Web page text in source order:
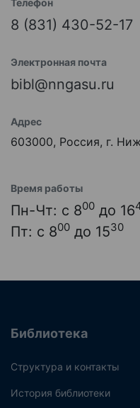
Телефон
8 (831) 430-52-17
Электронная почта
bibl@nngasu.ru
Адрес
603000, Россия, г.
Время работы
Пн-Чт: с 800 до 16
Пт: с 800 до 1530
Библиотека
Структура и контакты
История библиотеки